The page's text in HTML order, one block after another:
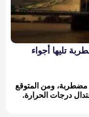
تليها أجواء
مضطربة، ومن المتوقع
درجات الحرارة.